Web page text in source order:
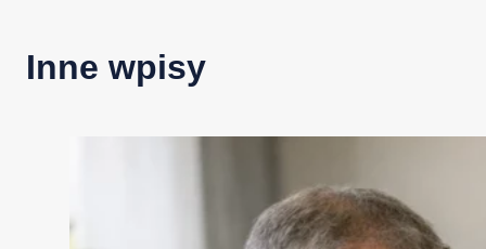
Inne wpisy